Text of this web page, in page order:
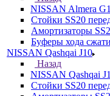
NISSAN Almera
Стойки SS20
Амортизаторы
Буферы хода
NISSAN Qashqai J10
Назад
NISSAN Qashqai
Стойки SS20